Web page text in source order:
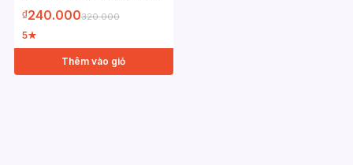
Biotrade
₫240.000320.000
5★
Thêm vào giỏ